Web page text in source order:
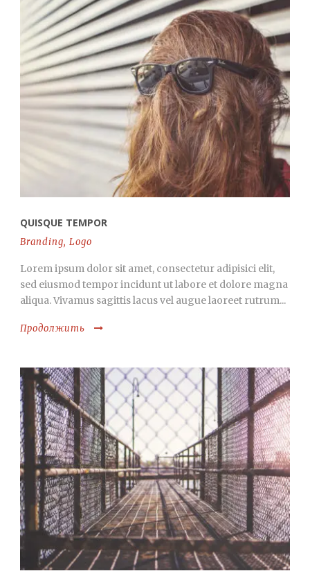
QUISQUE TEMPOR
Branding, Logo
Lorem ipsum dolor sit amet, consectetur adipisici elit,
sed eiusmod tempor incidunt ut labore et dolore magna
aliqua. Vivamus sagittis lacus vel augue laoreet rutrum...
Продолжить